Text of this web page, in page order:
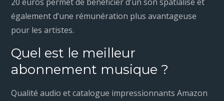
également d’une rémunération plus avantageuse
pour les artistes.
Quel est le meilleur
abonnement musique ?
Qualité audio et catalogue impressionnants Amazon